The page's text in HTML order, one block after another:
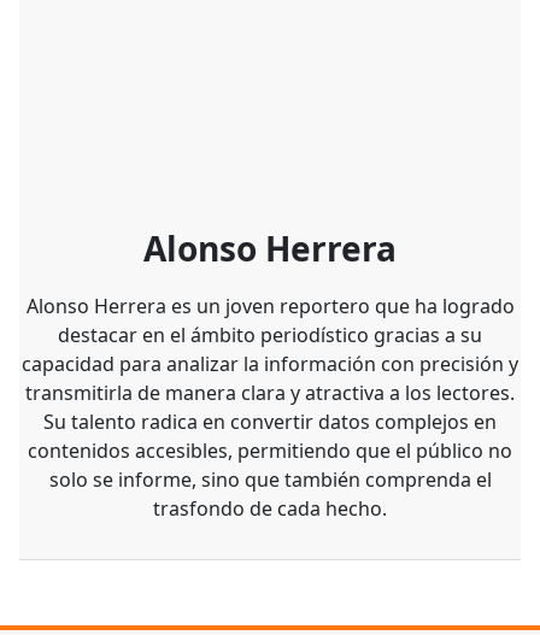
Alonso Herrera
Alonso Herrera es un joven reportero que ha logrado
destacar en el ámbito periodístico gracias a su
capacidad para analizar la información con precisión y
transmitirla de manera clara y atractiva a los lectores.
Su talento radica en convertir datos complejos en
contenidos accesibles, permitiendo que el público no
solo se informe, sino que también comprenda el
trasfondo de cada hecho.